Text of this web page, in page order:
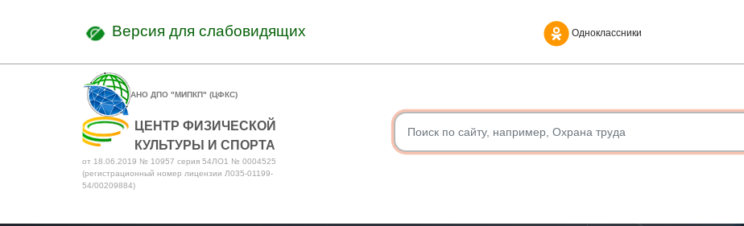
Версия для слабовидящих Одноклассники
АНО ДПО "МИПКП" (ЦФКС)
ЦЕНТР ФИЗИЧЕСКОЙ
КУЛЬТУРЫ И СПОРТА
от 18.06.2019 № 10957 серия 54ЛО1 № 0004525
(регистрационный номер лицензии Л035-01199-
54/00209884)